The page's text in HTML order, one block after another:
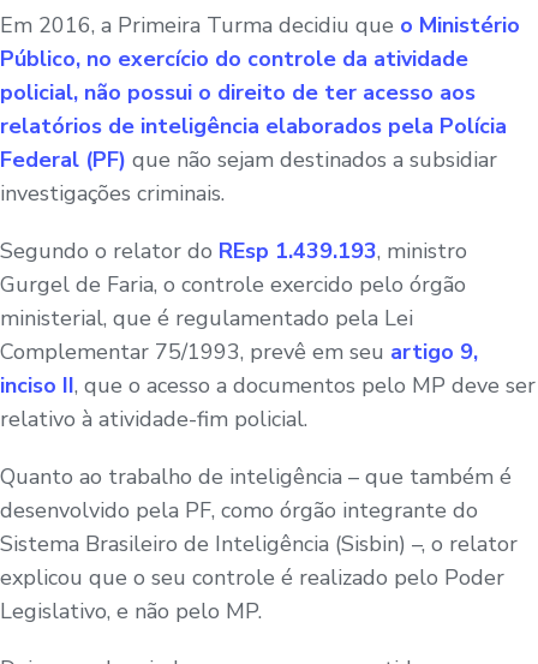
Em 2016, a Primeira Turma decidiu que o Ministério
Público, no exercício do controle da atividade
policial, não possui o direito de ter acesso aos
relatórios de inteligência elaborados pela Polícia
Federal (PF) que não sejam destinados a subsidiar
investigações criminais.
Segundo o relator do REsp 1.439.193, ministro
Gurgel de Faria, o controle exercido pelo órgão
ministerial, que é regulamentado pela Lei
Complementar 75/1993, prevê em seu artigo 9,
inciso II, que o acesso a documentos pelo MP deve ser
relativo à atividade-fim policial.
Quanto ao trabalho de inteligência – que também é
desenvolvido pela PF, como órgão integrante do
Sistema Brasileiro de Inteligência (Sisbin) –, o relator
explicou que o seu controle é realizado pelo Poder
Legislativo, e não pelo MP.